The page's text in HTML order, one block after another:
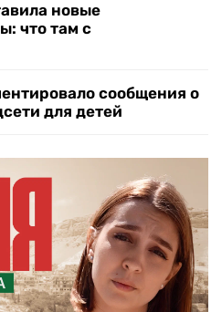
новые
что там с
сообщения о
для детей